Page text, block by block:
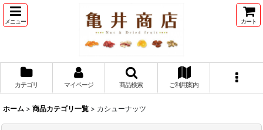
メニュー カート
カテゴリ マイページ 商品検索 ご利用案内
ホーム > 商品カテゴリ一覧 > カシューナッツ